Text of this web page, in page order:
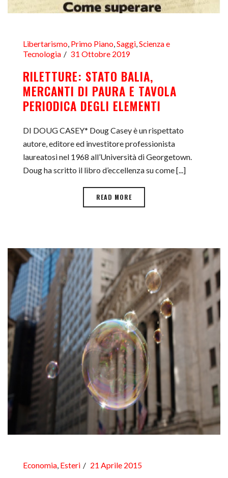
Libertarismo, Primo Piano,Saggi,Scienza e
Tecnologia
31 Ottobre 2019
RILETTURE: STATO BALIA,
MERCANTI DI PAURA E TAVOLA
PERIODICA DEGLI ELEMENTI
DI DOUG CASEY* Doug Casey è un rispettato
autore, editore ed investitore professionista
laureatosi nel 1968 all’Università di Georgetown.
Doug ha scritto il libro d’eccellenza su come [...]
READ MORE
Economia Esteri 21 Aprile 2015